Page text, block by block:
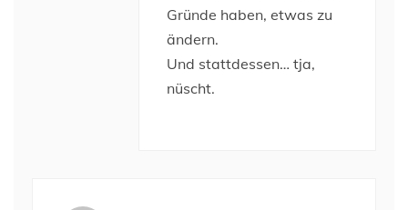
Gründe haben, etwas zu
ändern.
Und stattdessen… tja,
nüscht.